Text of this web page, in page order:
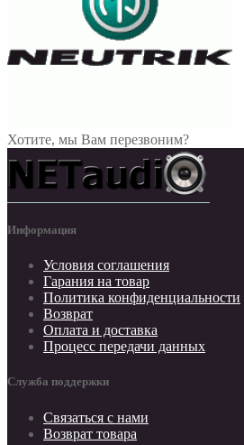
Хотите, мы Вам перезвоним?
Информация
Условия соглашения
Гарания на товар
Политика конфиденциальности
Возврат
Оплата и доставка
Процесс передачи данных
Служба поддержки
Связаться с нами
Возврат товара